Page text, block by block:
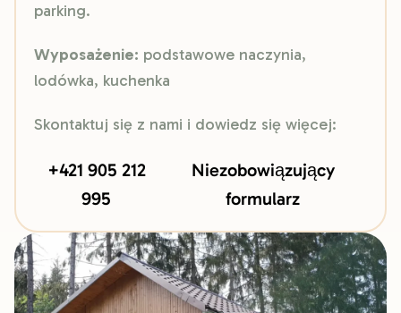
parking.
Wyposażenie: podstawowe naczynia,
lodówka, kuchenka
Skontaktuj się z nami i dowiedz się więcej:
+421 905 212
995
Niezobowiązujący
formularz